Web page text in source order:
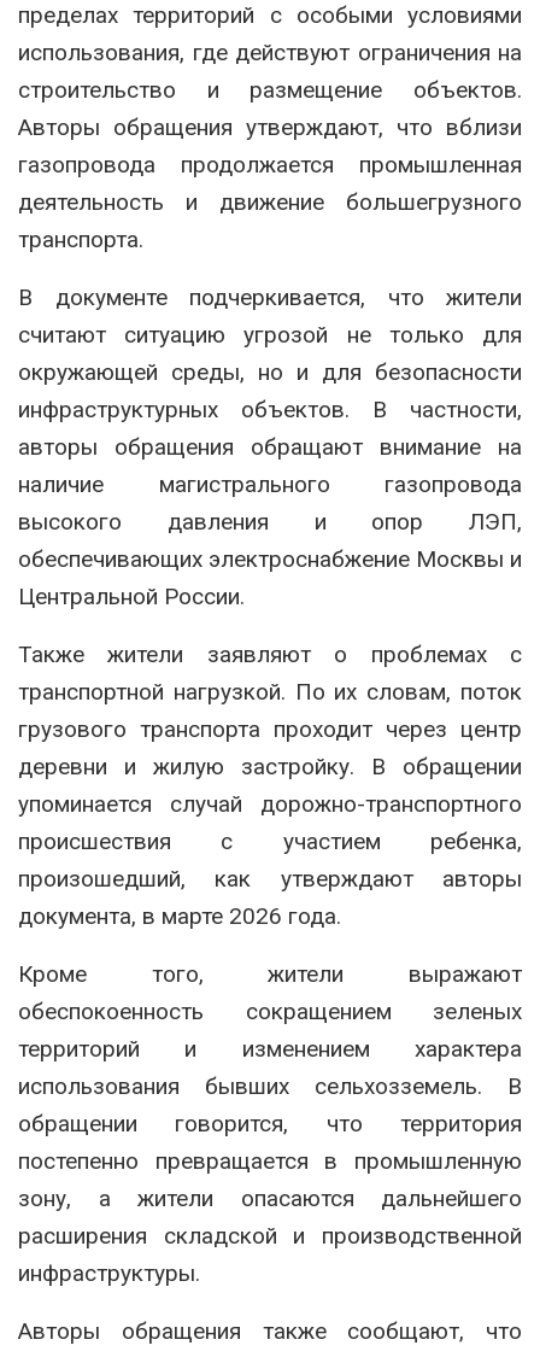
пределах территорий с особыми условиями
использования, где действуют ограничения на
строительство и размещение объектов.
Авторы обращения утверждают, что вблизи
газопровода продолжается промышленная
деятельность и движение большегрузного
транспорта.
В документе подчеркивается, что жители
считают ситуацию угрозой не только для
окружающей среды, но и для безопасности
инфраструктурных объектов. В частности,
авторы обращения обращают внимание на
наличие магистрального газопровода
высокого давления и опор ЛЭП,
обеспечивающих электроснабжение Москвы и
Центральной России.
Также жители заявляют о проблемах с
транспортной нагрузкой. По их словам, поток
грузового транспорта проходит через центр
деревни и жилую застройку. В обращении
упоминается случай дорожно-транспортного
происшествия с участием ребенка,
произошедший, как утверждают авторы
документа, в марте 2026 года.
Кроме того, жители выражают
обеспокоенность сокращением зеленых
территорий и изменением характера
использования бывших сельхозземель. В
обращении говорится, что территория
постепенно превращается в промышленную
зону, а жители опасаются дальнейшего
расширения складской и производственной
инфраструктуры.
Авторы обращения также сообщают, что